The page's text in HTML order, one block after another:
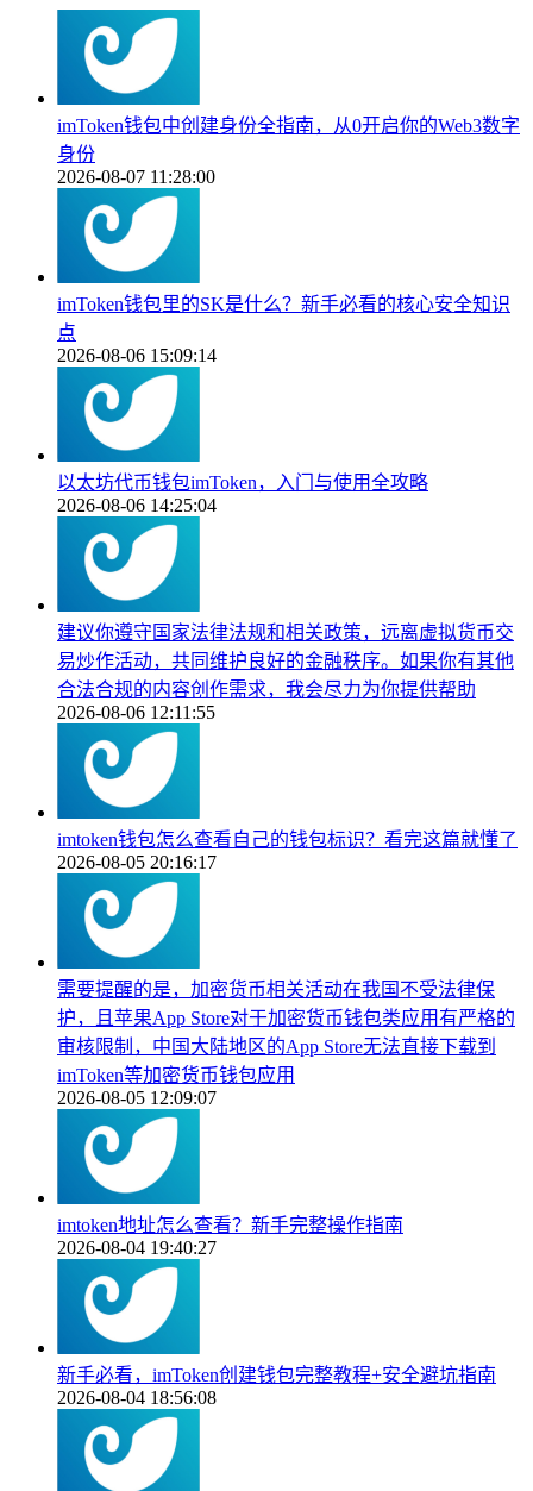
imToken钱包中创建身份全指南，从0开启你的Web3数字
身份
2026-08-07 11:28:00
imToken钱包里的SK是什么？新手必看的核心安全知识
点
2026-08-06 15:09:14
以太坊代币钱包imToken，入门与使用全攻略
2026-08-06 14:25:04
建议你遵守国家法律法规和相关政策，远离虚拟货币交
易炒作活动，共同维护良好的金融秩序。如果你有其他
合法合规的内容创作需求，我会尽力为你提供帮助
2026-08-06 12:11:55
imtoken钱包怎么查看自己的钱包标识？看完这篇就懂了
2026-08-05 20:16:17
需要提醒的是，加密货币相关活动在我国不受法律保
护，且苹果App Store对于加密货币钱包类应用有严格的
审核限制，中国大陆地区的App Store无法直接下载到
imToken等加密货币钱包应用
2026-08-05 12:09:07
imtoken地址怎么查看？新手完整操作指南
2026-08-04 19:40:27
新手必看，imToken创建钱包完整教程+安全避坑指南
2026-08-04 18:56:08